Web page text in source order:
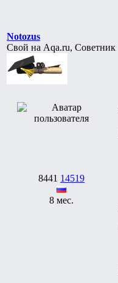
Notozus
Свой на Aqa.ru, Советник
8441 14519
8 мес.